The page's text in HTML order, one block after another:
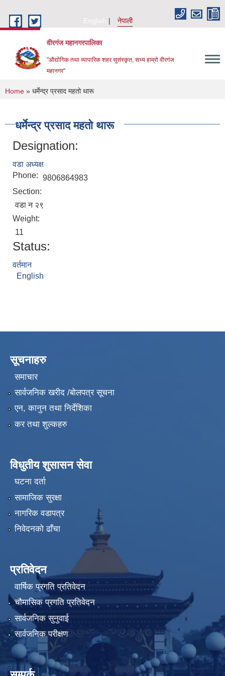
English
नेपाली
वीरगंज महानगरपालिका
"औद्योगिक तथा व्यापारिक शहर सुसंस्कृत, सभ्य हाम्रो वीरगंज
महानगर"
You are here
Home » धर्मेन्द्र प्रसाद महतो थारू
धर्मेन्द्र प्रसाद महतो थारू
Designation:
वडा अध्यक्ष
Phone: 9806864983
Section:
वडा न २९
Weight:
11
Status:
वर्तमान
English
सूचनाहरु
समाचार
सार्वजनिक खरीद /बोलपत्र सूचना
एन, कानुन तथा निर्देशिका
कर तथा शुल्कहरु
विधुतीय शुसासन सेवा
घटना दर्ता
सामाजिक सुरक्षा
नागरिक वडापत्र
निवेदनको ढाँचा
प्रतिवेदन
वार्षिक प्रगति प्रतिवेदन
चौमासिक प्रगति प्रतिवेदन
सार्वजनिक सुनुवाई
सार्वजनिक परीक्षण